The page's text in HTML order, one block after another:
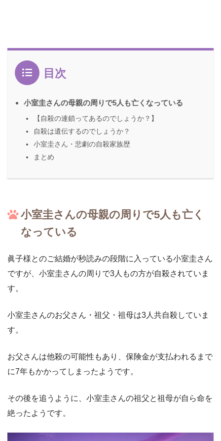
目次
小室圭さんの母親の周りで5人も亡くなっている
【自殺の連鎖ってあるのでしょうか？】
自殺は遺伝するのでしょうか？
小室圭さん・悲劇の自殺家族歴
まとめ
小室圭さんの母親の周りで5人も亡く
なっている
眞子様とのご結婚が秒読みの段階に入っている小室圭さん
ですが、小室圭さんの周りで3人もの方が自殺されていま
す。
小室圭さんのお父さん・祖父・祖母は3人共自殺していま
す。
お父さんは他殺の可能性もあり、保険金が支払われるまで
に7年もかかってしまったようです。
その後を追うように、小室圭さんの祖父と祖母が自ら命を
絶ったようです。